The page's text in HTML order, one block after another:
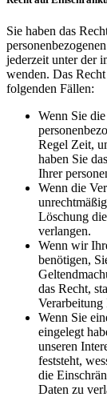
Sie haben das
jederzeit unter der
wenden. Das
folgenden Fällen:
Wenn Sie
Regel Zeit,
haben Sie
Ihrer
Wenn die
Löschung
verlangen.
Wenn wir
benötigen,
das Recht,
Verarbeitung
Wenn Sie
eingelegt
unseren
feststeht,
die
Daten zu